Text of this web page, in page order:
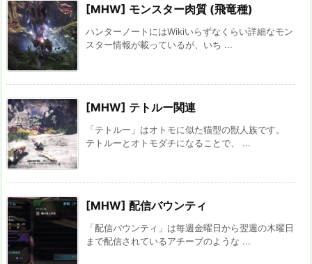
[MHW] モンスター肉質 (飛竜種)
ハンターノートにはWikiいらずなくらい詳細なモン
スター情報が載っているが、いち ...
[MHW] テトルー関連
「テトルー」はオトモに似た猫型の獣人族です。
テトルーとオトモダチになることで、 ...
[MHW] 配信バウンティ
「配信バウンティ」は毎週金曜日から翌週の木曜日
まで配信されているアチーブのような ...